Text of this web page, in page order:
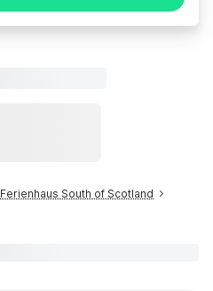
Ferienhaus South of Scotland